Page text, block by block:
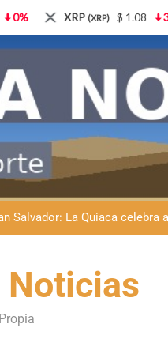
Zenteno destacó el
el municipio rechazó
Salvador: La Quiaca
prepara una gran
Zenteno destacó el
nacional: el municipio
Noticias
3.87% Solana (SOL) $